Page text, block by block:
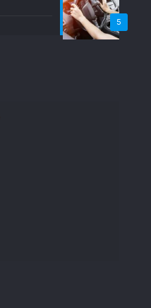
5